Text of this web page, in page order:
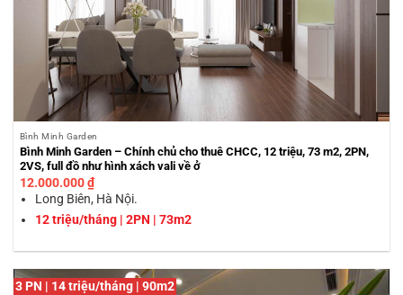
Bình Minh Garden
Bình Minh Garden – Chính chủ cho thuê CHCC, 12 triệu, 73 m2, 2PN,
2VS, full đồ như hình xách vali về ở
12.000.000₫
Long Biên, Hà Nội.
12 triệu/tháng | 2PN | 73m2
3 PN | 14 triệu/tháng | 90m2